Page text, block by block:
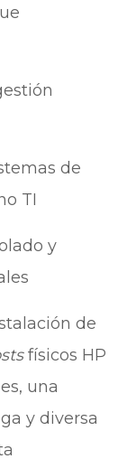
de
TI
y
de
físicos HP
una
y diversa